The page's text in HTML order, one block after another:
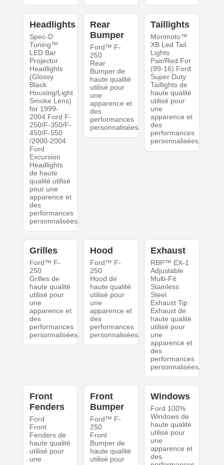
Headlights
Spec-D
Tuning™
LED Bar
Projector
Headlights
(Glossy
Black
Housing/Light
Smoke Lens)
for 1999-
2004 Ford F-
250/F-350/F-
450/F-550
/2000-2004
Ford
Excursion
Headlights
de haute
qualité utilisé
pour une
apparence et
des
performances
personnalisées.
Rear
Bumper
Ford™ F-
250
Rear
Bumper de
haute qualité
utilisé pour
une
apparence et
des
performances
personnalisées.
Taillights
Morimoto™
XB Led Tail
Lights
Pair/Red For
(99-16) Ford
Super Duty
Taillights de
haute qualité
utilisé pour
une
apparence et
des
performances
personnalisées.
Grilles
Ford™ F-
250
Grilles de
haute qualité
utilisé pour
une
apparence et
des
performances
personnalisées.
Hood
Ford™ F-
250
Hood de
haute qualité
utilisé pour
une
apparence et
des
performances
personnalisées.
Exhaust
RBP™ EX-1
Adjustable
Multi-Fit
Stainless
Steel
Exhaust Tip
Exhaust de
haute qualité
utilisé pour
une
apparence et
des
performances
personnalisées.
Front
Fenders
Ford
Front
Fenders de
haute qualité
utilisé pour
une
Front
Bumper
Ford™ F-
250
Front
Bumper de
haute qualité
utilisé pour
Windows
Ford 100%
Windows de
haute qualité
utilisé pour
une
apparence et
des